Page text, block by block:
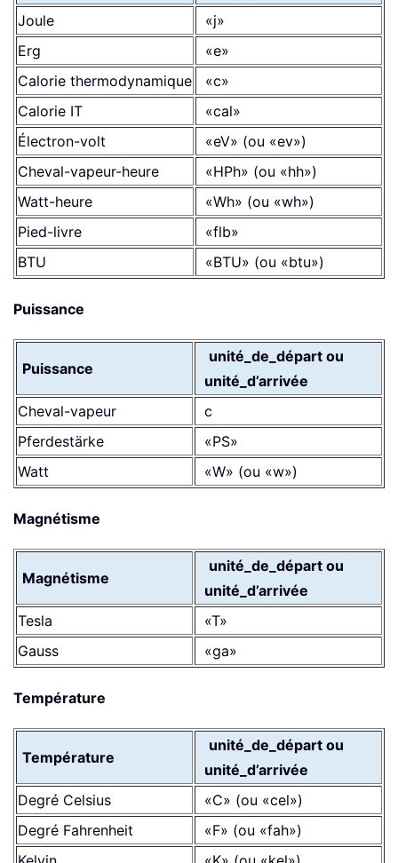
Joule
«j»
Erg
«e»
Calorie thermodynamique
«c»
Calorie IT
«cal»
Électron-volt
«eV» (ou «ev»)
Cheval-vapeur-heure
«HPh» (ou «hh»)
Watt-heure
«Wh» (ou «wh»)
Pied-livre
«flb»
BTU
«BTU» (ou «btu»)
Puissance
Puissance
unité_de_départ ou
unité_d’arrivée
Cheval-vapeur
c
Pferdestärke
«PS»
Watt
«W» (ou «w»)
Magnétisme
Magnétisme
unité_de_départ ou
unité_d’arrivée
Tesla
«T»
Gauss
«ga»
Température
Température
unité_de_départ ou
unité_d’arrivée
Degré Celsius
«C» (ou «cel»)
Degré Fahrenheit
«F» (ou «fah»)